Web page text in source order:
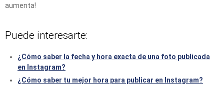
aumenta!
Puede interesarte:
¿Cómo saber la fecha y hora exacta de una foto publicada
en Instagram?
¿Cómo saber tu mejor hora para publicar en Instagram?